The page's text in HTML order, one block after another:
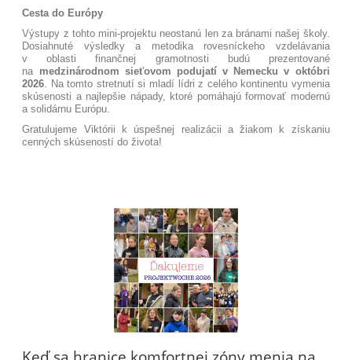
Cesta do Európy
Výstupy z tohto mini-projektu neostanú len za bránami našej školy.
Dosiahnuté výsledky a metodika rovesníckeho vzdelávania
v oblasti finančnej gramotnosti budú prezentované
na medzinárodnom sieťovom podujatí v Nemecku v októbri
2026. Na tomto stretnutí si mladí lídri z celého kontinentu vymenia
skúsenosti a najlepšie nápady, ktoré pomáhajú formovať modernú
a solidárnu Európu.
Gratulujeme Viktórii k úspešnej realizácii a žiakom k získaniu
cenných skúseností do života!